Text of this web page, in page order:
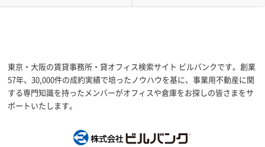
東京・大阪の賃貸事務所・貸オフィス検索サイト ビルバンクです。創業
57年、30,000件の成約実績で培ったノウハウを基に、事業用不動産に関
する専門知識を持ったメンバーがオフィスや倉庫をお探しの皆さまをサ
ポートいたします。